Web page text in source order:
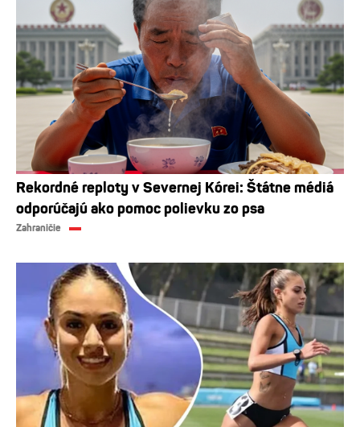
Rekordné reploty v Severnej Kórei: Štátne médiá
odporúčajú ako pomoc polievku zo psa
Zahraničie